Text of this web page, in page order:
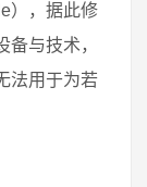
），据此修
与技术，
法用于为若